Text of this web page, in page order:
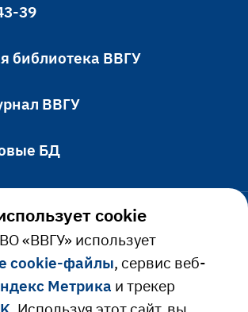
39
библиотека ВВГУ
ВВГУ
БД
образовательной
cookie
«ВВГУ» использует
cookie-файлы, сервис веб-
Метрика и трекер